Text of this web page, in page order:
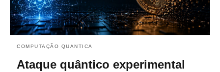
COMPUTAÇÃO QUANTICA
Ataque quântico experimental